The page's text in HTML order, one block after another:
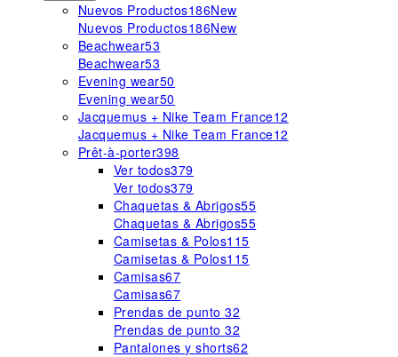
Nuevos Productos186New
Nuevos Productos186New
Beachwear53
Beachwear53
Evening wear50
Evening wear50
Jacquemus + Nike Team France12
Jacquemus + Nike Team France12
Prêt-à-porter398
Ver todos379
Ver todos379
Chaquetas & Abrigos55
Chaquetas & Abrigos55
Camisetas & Polos115
Camisetas & Polos115
Camisas67
Camisas67
Prendas de punto32
Prendas de punto32
Pantalones y shorts62